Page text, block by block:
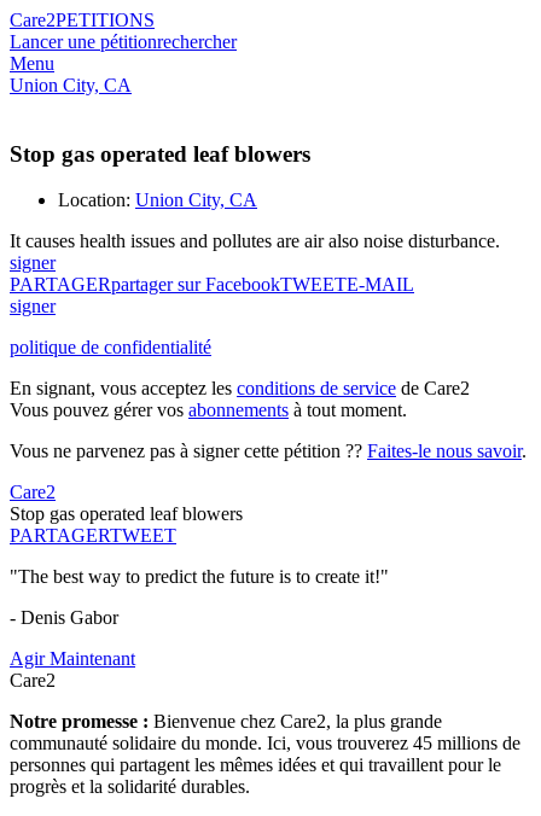
Care2PETITIONS
Lancer une pétitionrechercher
Menu
Union City, CA
Stop gas operated leaf blowers
Location: Union City, CA
It causes health issues and pollutes are air also noise disturbance.
signer
PARTAGERpartager sur FacebookTWEETE-MAIL
signer
politique de confidentialité
En signant, vous acceptez les conditions de service de Care2
Vous pouvez gérer vos abonnements à tout moment.
Vous ne parvenez pas à signer cette pétition ?? Faites-le nous savoir.
Care2
Stop gas operated leaf blowers
PARTAGERTWEET
"The best way to predict the future is to create it!"
- Denis Gabor
Agir Maintenant
Care2
Notre promesse : Bienvenue chez Care2, la plus grande
communauté solidaire du monde. Ici, vous trouverez 45 millions de
personnes qui partagent les mêmes idées et qui travaillent pour le
progrès et la solidarité durables.